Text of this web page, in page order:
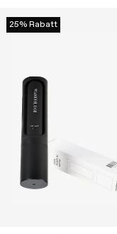
25% Rabatt